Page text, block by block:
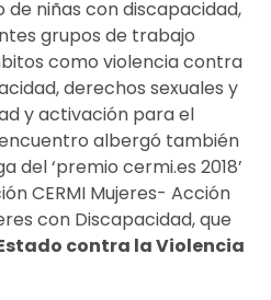
niñas con discapacidad,
grupos de trabajo
como violencia contra
derechos sexuales y
y activación para el
albergó también
del ‘premio cermi.es 2018’
CERMI Mujeres- Acción
con Discapacidad, que
contra la Violencia